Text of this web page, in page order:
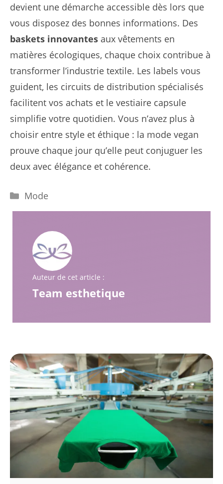
devient une démarche accessible dès lors que
vous disposez des bonnes informations. Des
baskets innovantes aux vêtements en
matières écologiques, chaque choix contribue à
transformer l’industrie textile. Les labels vous
guident, les circuits de distribution spécialisés
facilitent vos achats et le vestiaire capsule
simplifie votre quotidien. Vous n’avez plus à
choisir entre style et éthique : la mode vegan
prouve chaque jour qu’elle peut conjuguer les
deux avec élégance et cohérence.
Catégories
Mode
Auteur de cet article :
Team esthetique